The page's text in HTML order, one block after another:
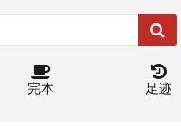
完本 足迹